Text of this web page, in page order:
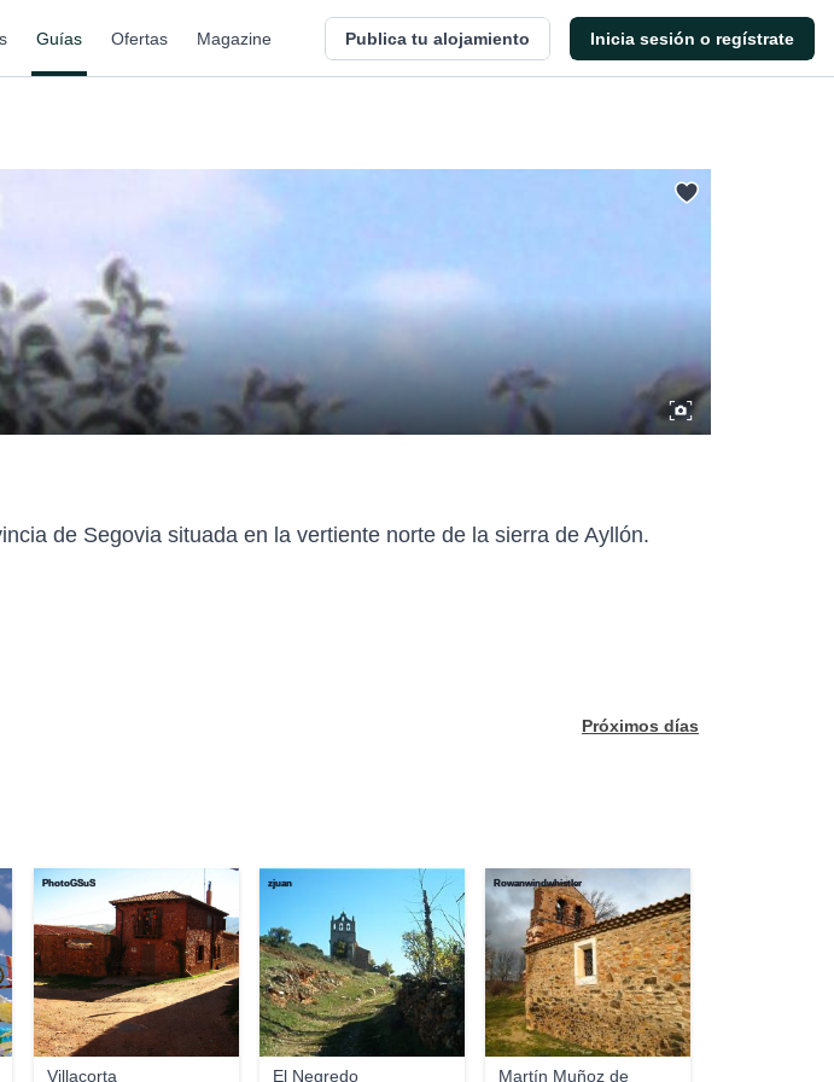
Guías Ofertas Magazine Publica tu alojamiento Inicia sesión o regístrate
de Segovia situada en la vertiente norte de la sierra de Ayllón.
Próximos días
Villacorta
PhotoGSuS
El Negredo
zjuan
Martín Muñoz de
Rowanwindwhistler